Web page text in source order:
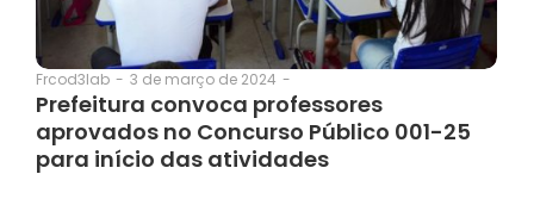
Frcod3lab - 3 de março de 2024 -
Prefeitura convoca professores
aprovados no Concurso Público 001-25
para início das atividades